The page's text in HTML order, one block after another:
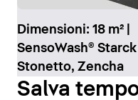
Dimensioni: 18 m² |
SensoWash® Starck
Stonetto, Zencha
Salva